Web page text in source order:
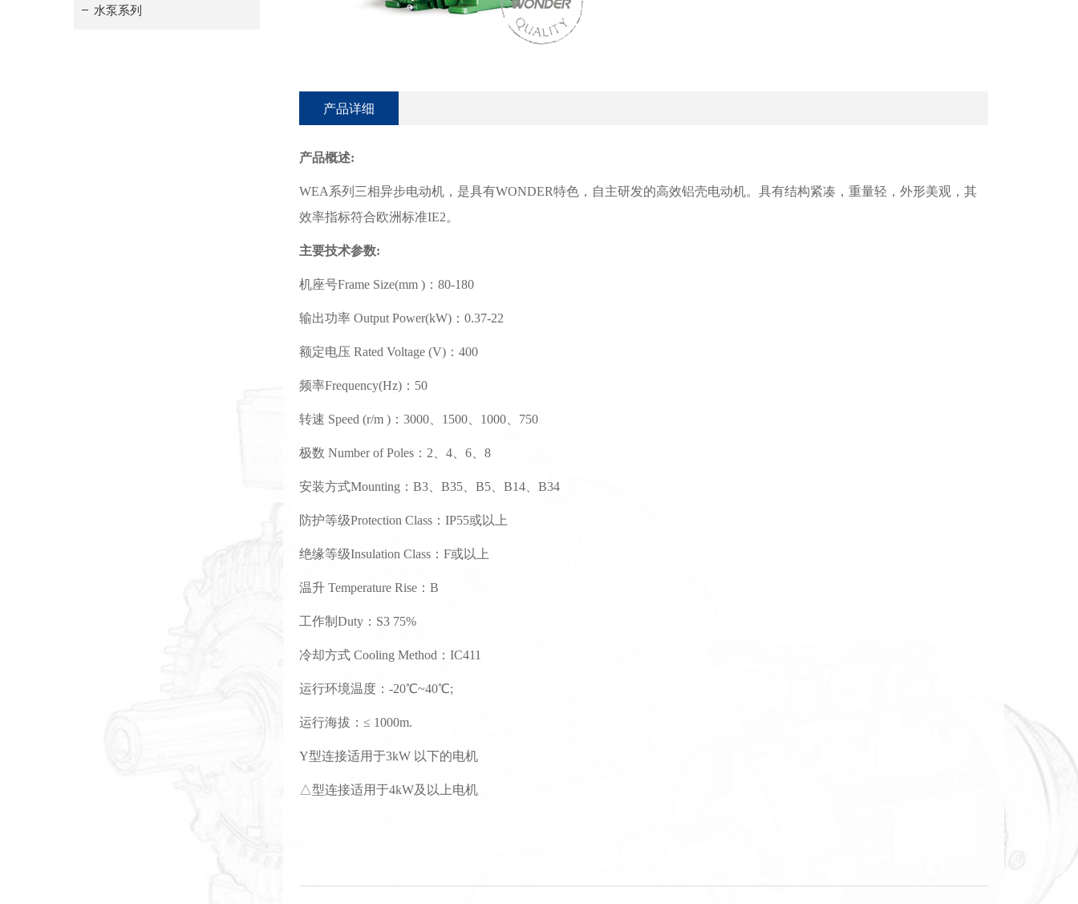
水泵系列
产品详细
产品概述:
WEA系列三相异步电动机，是具有WONDER特色，自主研发的高效铝壳电动机。具有结构紧凑，重量轻，外形美观，其
效率指标符合欧洲标准IE2。
主要技术参数:
机座号Frame Size(mm )：80-180
输出功率 Output Power(kW) ： 0.37-22
额定电压 Rated Voltage (V) ： 400
频率Frequency(Hz) ： 50
转速 Speed (r/m ) ： 3000、1500、1000、750
极数 Number of Poles ： 2、4、6、8
安装方式Mounting ： B3、B35、B5、B14、B34
防护等级Protection Class ： IP55或以上
绝缘等级Insulation Class ： F或以上
温升 Temperature Rise ： B
工作制Duty ： S3 75%
冷却方式 Cooling Method ： IC411
运行环境温度 ： -20℃~40℃;
运行海拔 ： ≤ 1000m.
Y型连接适用于3kW 以下的电机
△型连接适用于4kW及以上电机